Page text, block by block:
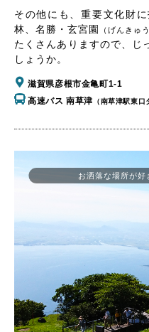
その他にも、重要文化財
林、名勝・玄宮園
（げんきゅ
たくさんありますので、じ
しょうか。
滋賀県彦根市金亀町1-1
高速バス 南草津 （南草津駅東口
お洒落な場所が好